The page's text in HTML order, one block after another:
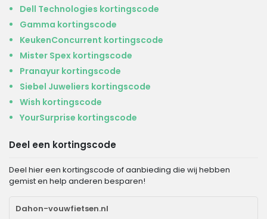
Dell Technologies kortingscode
Gamma kortingscode
KeukenConcurrent kortingscode
Mister Spex kortingscode
Pranayur kortingscode
Siebel Juweliers kortingscode
Wish kortingscode
YourSurprise kortingscode
Deel een kortingscode
Deel hier een kortingscode of aanbieding die wij hebben
gemist en help anderen besparen!